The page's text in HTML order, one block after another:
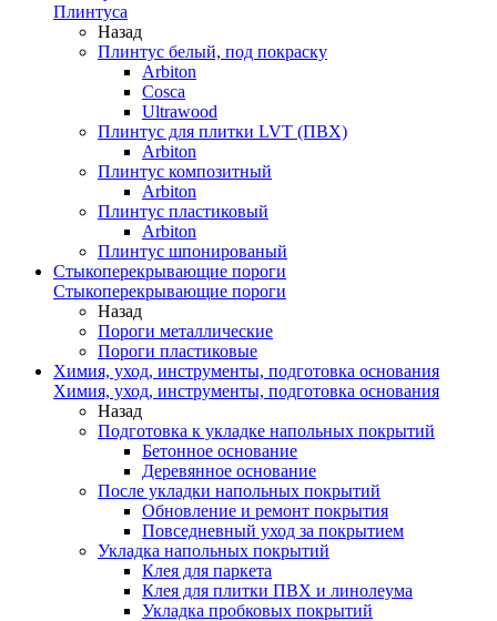
Плинтуса
Назад
Плинтус белый, под покраску
Arbiton
Cosca
Ultrawood
Плинтус для плитки LVT (ПВХ)
Arbiton
Плинтус композитный
Arbiton
Плинтус пластиковый
Arbiton
Плинтус шпонированый
Стыкоперекрывающие пороги
Стыкоперекрывающие пороги
Назад
Пороги металлические
Пороги пластиковые
Химия, уход, инструменты, подготовка основания
Химия, уход, инструменты, подготовка основания
Назад
Подготовка к укладке напольных покрытий
Бетонное основание
Деревянное основание
После укладки напольных покрытий
Обновление и ремонт покрытия
Повседневный уход за покрытием
Укладка напольных покрытий
Клея для паркета
Клея для плитки ПВХ и линолеума
Укладка пробковых покрытий